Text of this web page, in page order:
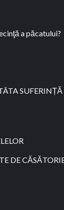
a păcatului?
DE